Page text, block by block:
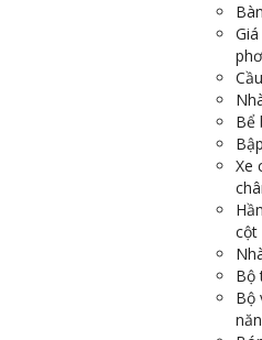
Bể
Xe
cột
Bộ
Bộ